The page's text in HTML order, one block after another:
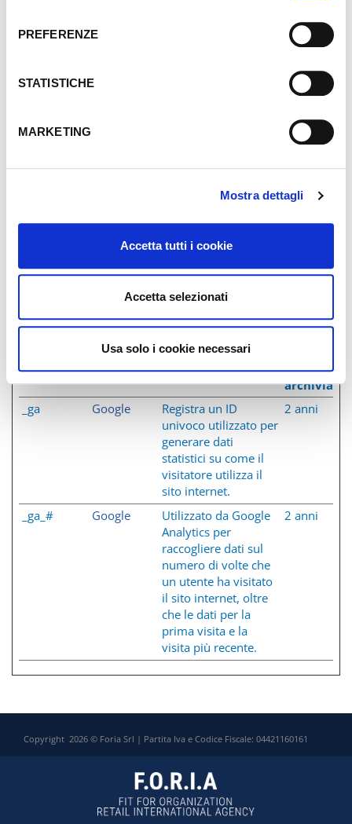
PREFERENZE
STATISTICHE
MARKETING
Mostra dettagli
Accetta tutti i cookie
Accetta selezionati
Usa solo i cookie necessari
web non è in grado di funzionare correttamente senza
questi cookie.
Durata
massima
il dominio corrente
1 anno
I cookie statistici aiutano i proprietari del sito web a capire
trasmettendo informazioni in forma anonima.
di
_ga
Google
Registra un ID
univoco utilizzato per
generare dati
statistici su come il
visitatore utilizza il
sito internet.
2 anni
_ga_# Google
Utilizzato da Google
Analytics per
raccogliere dati sul
numero di volte che
un utente ha visitato
il sito internet, oltre
che le dati per la
prima visita e la
visita più recente.
2 anni
Copyright 2026 © Foria Srl | Partita Iva e Codice Fiscale: 04421160161